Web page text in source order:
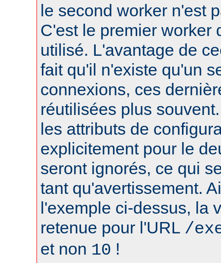
le second worker n'est
C'est le premier worker
utilisé. L'avantage de
fait qu'il n'existe qu'un
connexions, ces
réutilisées plus
les attributs de
explicitement pour le
seront ignorés, ce qui
tant qu'avertissement.
l'exemple ci-dessus, la
retenue pour l'URL /
et non 10 !